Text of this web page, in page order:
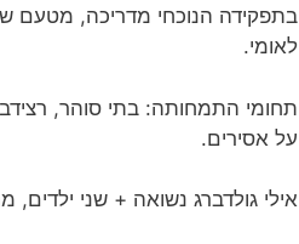
בתפקידה הנוכחי מדריכה, מטעם
לאומי.
תחומי התמחותה: בתי סוהר,
על אסירים.
אילי גולדברג נשואה + שני ילדים,